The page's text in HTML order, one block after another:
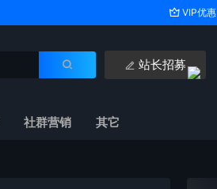
VIP优惠
站长招募
社群营销 其它